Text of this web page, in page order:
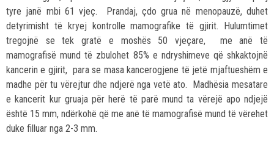
tyre janë mbi 61 vjeç. Prandaj, çdo grua në menopauzë, duhet
detyrimisht të kryej kontrolle mamografike të gjirit. Hulumtimet
tregojnë se tek gratë e moshës 50 vjeçare, me anë të
mamografisë mund të zbulohet 85% e ndryshimeve që shkaktojnë
kancerin e gjirit, para se masa kancerogjene të jetë mjaftueshëm e
madhe për tu vërejtur dhe ndjerë nga vetë ato. Madhësia mesatare
e kancerit kur gruaja për herë të parë mund ta vërejë apo ndjejë
është 15 mm, ndërkohë që me anë të mamografisë mund të vërehet
duke filluar nga 2-3 mm.